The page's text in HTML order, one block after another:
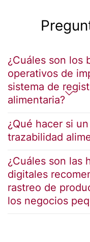
¿Cuáles son los
operativos de
sistema de
alimentaria?
¿Qué hacer si
trazabilidad
¿Cuáles son las
digitales
rastreo de
los negocios